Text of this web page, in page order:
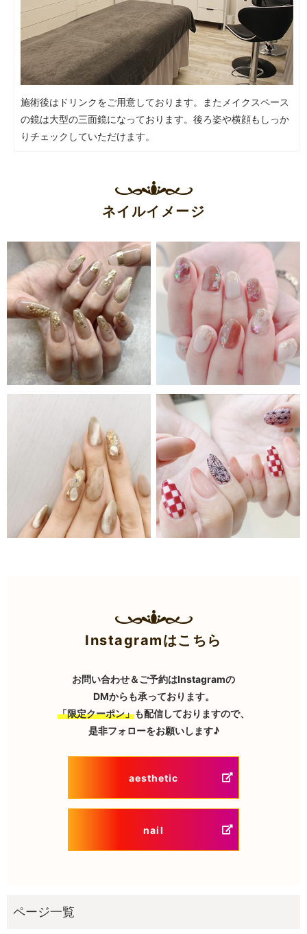
施術後はドリンクをご用意しております。またメイクスペース
の鏡は大型の三面鏡になっております。後ろ姿や横顔もしっか
りチェックしていただけます。
ネイルイメージ
Instagramはこちら
お問い合わせ＆ご予約はInstagramの
DMからも承っております。
「限定クーポン」も配信しておりますので、
是非フォローをお願いします♪
aesthetic
nail